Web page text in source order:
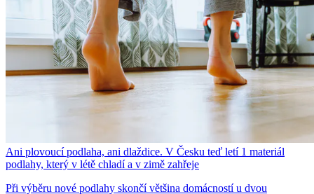
Ani plovoucí podlaha, ani dlaždice. V Česku teď letí 1 materiál
podlahy, který v létě chladí a v zimě zahřeje
Při výběru nové podlahy skončí většina domácností u dvou